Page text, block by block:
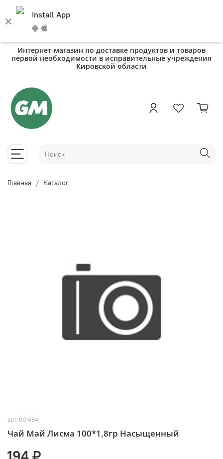
Install App
Интернет-магазин по доставке продуктов и товаров
первой необходимости в исправительные учреждения
Кировской области
Главная Каталог
арт. 001464
Чай Май Лисма 100*1,8гр Насыщенный